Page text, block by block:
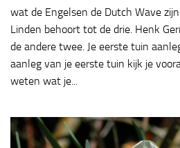
wat de Engelsen de Dutch Wave
Linden behoort tot de drie. Henk
de andere twee. Je eerste tuin
aanleg van je eerste tuin kijk je
weten wat je...